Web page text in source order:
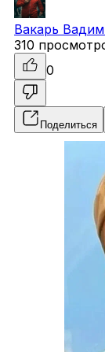
Вакарь Вадим
310
0
Поделиться